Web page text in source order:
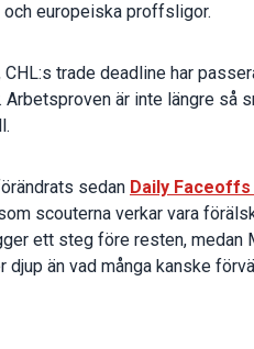
europeiska proffsligor.
CHL:s trade deadline har
Arbetsproven är inte längre så
sedan Daily
scouterna verkar vara
ett steg före resten,
djup än vad många kanske